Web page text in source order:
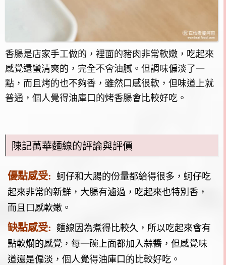
香腸是店家手工做的，裡面的豬肉非常軟嫩，吃起來
感覺還蠻清爽的，完全不會油膩。但調味偏淡了一
點，而且烤的也不夠香，雖然口感很軟，但味道上就
普通，個人覺得油庫口的烤香腸會比較好吃。
陳記萬華麵線的評論與評價
優點感受: 蚵仔和大腸的份量都給得很多，蚵仔吃
起來非常的新鮮，大腸有滷過，吃起來也特別香，
而且口感軟嫩。
缺點感受: 麵線因為煮得比較久，所以吃起來會有
點軟爛的感覺，每一碗上面都加入蒜醬，但感覺味
道還是偏淡，個人覺得油庫口的比較好吃。